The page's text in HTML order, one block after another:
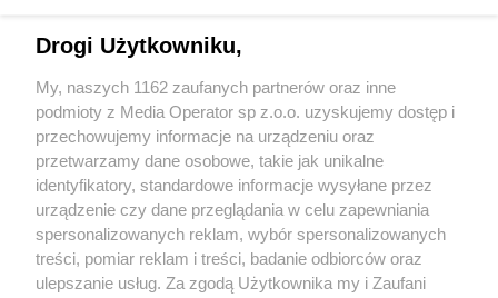
Wydawca mediówlokalnych
Nie zapomnij
zapoznać się z:
polityką prywatności regulamin korzystania z portali
Twojemiasto Skontaktuj się z nami
Drogi Użytkowniku,
My, naszych 1162 zaufanych partnerów oraz inne
podmioty z Media Operator sp z.o.o. uzyskujemy dostęp i
przechowujemy informacje na urządzeniu oraz
przetwarzamy dane osobowe, takie jak unikalne
identyfikatory, standardowe informacje wysyłane przez
urządzenie czy dane przeglądania w celu zapewniania
spersonalizowanych reklam, wybór spersonalizowanych
treści, pomiar reklam i treści, badanie odbiorców oraz
ulepszanie usług. Za zgodą Użytkownika my i Zaufani